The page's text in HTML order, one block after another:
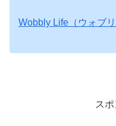
Wobbly Life（ウォブリ
ス